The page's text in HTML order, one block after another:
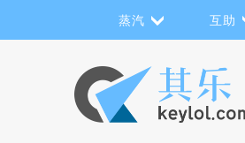
蒸汽 互助